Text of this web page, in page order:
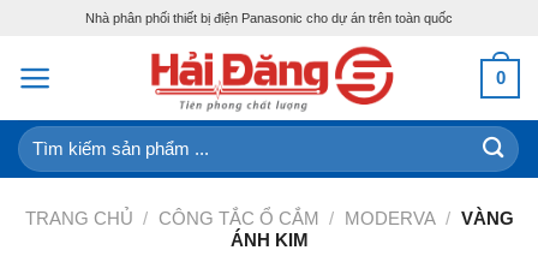
content
Nhà phân phối thiết bị điện Panasonic cho dự án trên toàn quốc
0
Tìm
kiếm:
TRANG CHỦ / CÔNG TẮC Ổ CẮM / MODERVA / VÀNG
ÁNH KIM